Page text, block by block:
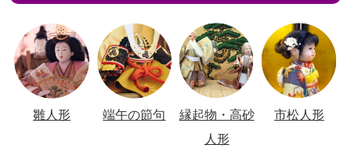
雛人形 端午の節句
縁起物・高砂
人形
市松人形